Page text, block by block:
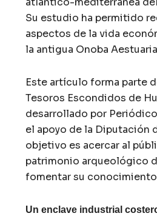
Su estudio ha permitido
aspectos de la vida
la antigua Onoba
Este artículo forma parte
Tesoros Escondidos de
desarrollado por
el apoyo de la Diputación
objetivo es acercar al
patrimonio arqueológico
fomentar su
Un enclave industrial